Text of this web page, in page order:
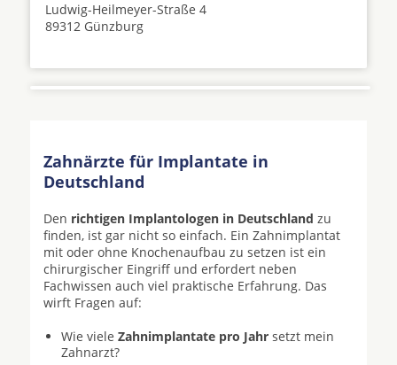
Ludwig-Heilmeyer-Straße 4
89312 Günzburg
Zahnärzte für Implantate in
Deutschland
Den richtigen Implantologen in Deutschland zu
finden, ist gar nicht so einfach. Ein Zahnimplantat
mit oder ohne Knochenaufbau zu setzen ist ein
chirurgischer Eingriff und erfordert neben
Fachwissen auch viel praktische Erfahrung. Das
wirft Fragen auf:
Wie viele Zahnimplantate pro Jahr setzt mein
Zahnarzt?